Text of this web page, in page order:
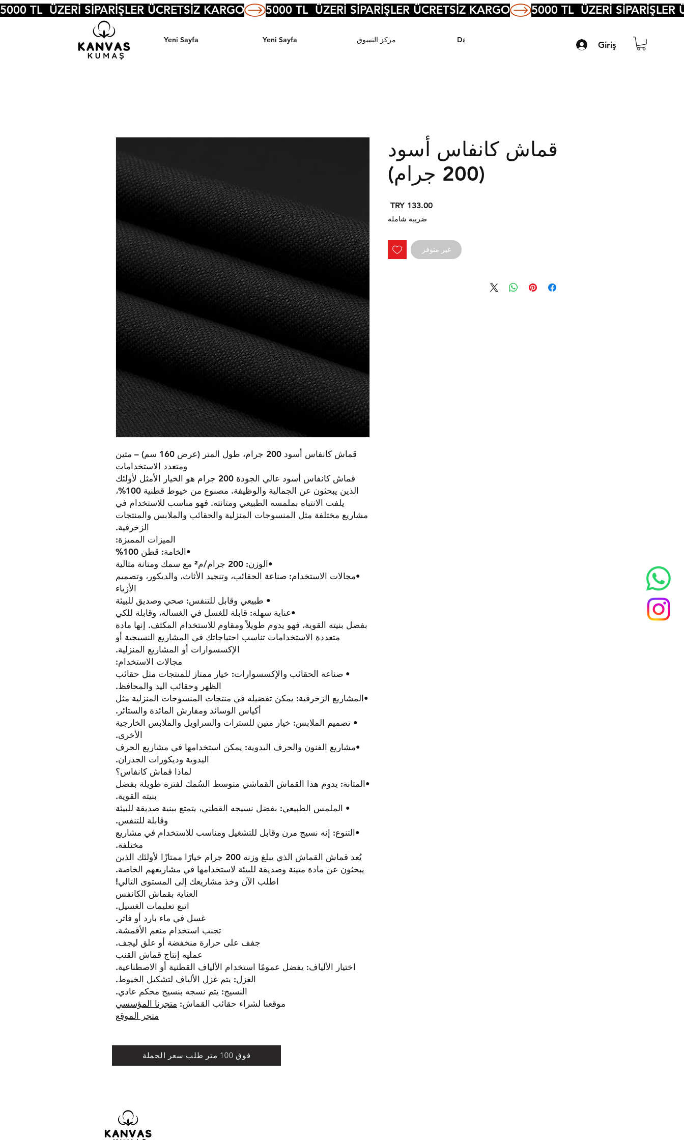
Yeni Sayfa Yeni Sayfa مركز التسوق Daha Fazla Giriş
5000 TL  ÜZERİ SİPARİŞLER ÜCRETSİZ KARGO
قماش كانفاس أسود 200 جرام، طول المتر (عرض 160 سم) – متين
ومتعدد الاستخدامات
قماش كانفاس أسود عالي الجودة 200 جرام هو الخيار الأمثل لأولئك
الذين يبحثون عن الجمالية والوظيفة. مصنوع من خيوط قطنية 100%،
يلفت الانتباه بملمسه الطبيعي ومتانته. فهو مناسب للاستخدام في
مشاريع مختلفة مثل المنسوجات المنزلية والحقائب والملابس والمنتجات
الزخرفية.
الميزات المميزة:
•الخامة: قطن 100%
•الوزن: 200 جرام/م² مع سمك ومتانة مثالية
•مجالات الاستخدام: صناعة الحقائب، وتنجيد الأثاث، والديكور، وتصميم
الأزياء
• طبيعي وقابل للتنفس: صحي وصديق للبيئة
•عناية سهلة: قابلة للغسل في الغسالة، وقابلة للكي
بفضل بنيته القوية، فهو يدوم طويلاً ومقاوم للاستخدام المكثف. إنها مادة
متعددة الاستخدامات تناسب احتياجاتك في المشاريع النسيجية أو
الإكسسوارات أو المشاريع المنزلية.
مجالات الاستخدام:
• صناعة الحقائب والإكسسوارات: خيار ممتاز للمنتجات مثل حقائب
الظهر وحقائب اليد والمحافظ.
•المشاريع الزخرفية: يمكن تفضيله في منتجات المنسوجات المنزلية مثل
أكياس الوسائد ومفارش المائدة والستائر.
• تصميم الملابس: خيار متين للسترات والسراويل والملابس الخارجية
الأخرى.
•مشاريع الفنون والحرف اليدوية: يمكن استخدامها في مشاريع الحرف
اليدوية وديكورات الجدران.
لماذا قماش كانفاس؟
•المتانة: يدوم هذا القماش القماشي متوسط السُمك لفترة طويلة بفضل
بنيته القوية.
• الملمس الطبيعي: بفضل نسيجه القطني، يتمتع ببنية صديقة للبيئة
وقابلة للتنفس.
•التنوع: إنه نسيج مرن وقابل للتشغيل ومناسب للاستخدام في مشاريع
مختلفة.
يُعد قماش القماش الذي يبلغ وزنه 200 جرام خيارًا ممتازًا لأولئك الذين
يبحثون عن مادة متينة وصديقة للبيئة لاستخدامها في مشاريعهم الخاصة.
اطلب الآن وخذ مشاريعك إلى المستوى التالي!
العناية بقماش الكانفس
اتبع تعليمات الغسيل.
غسل في ماء بارد أو فاتر.
تجنب استخدام منعم الأقمشة.
جفف على حرارة منخفضة أو علق ليجف.
عملية إنتاج قماش القنب
اختيار الألياف: يفضل عمومًا استخدام الألياف القطنية أو الاصطناعية.
الغزل: يتم غزل الألياف لتشكيل الخيوط.
النسيج: يتم نسجه بنسيج محكم عادي.
موقعنا لشراء حقائب القماش: متجرنا المؤسسي
متجر الموقع
قماش كانفاس أسود
(200 جرام)
السعر
ضريبة شاملة
غير متوفر
فوق 100 متر طلب سعر الجملة